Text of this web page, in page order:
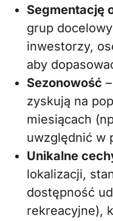
Segmentację
grup
inwestorzy,
aby
Sezonowość
zyskują na
miesiącach
uwzględnić w
Unikalne
lokalizacji,
dostępność
rekreacyjne),